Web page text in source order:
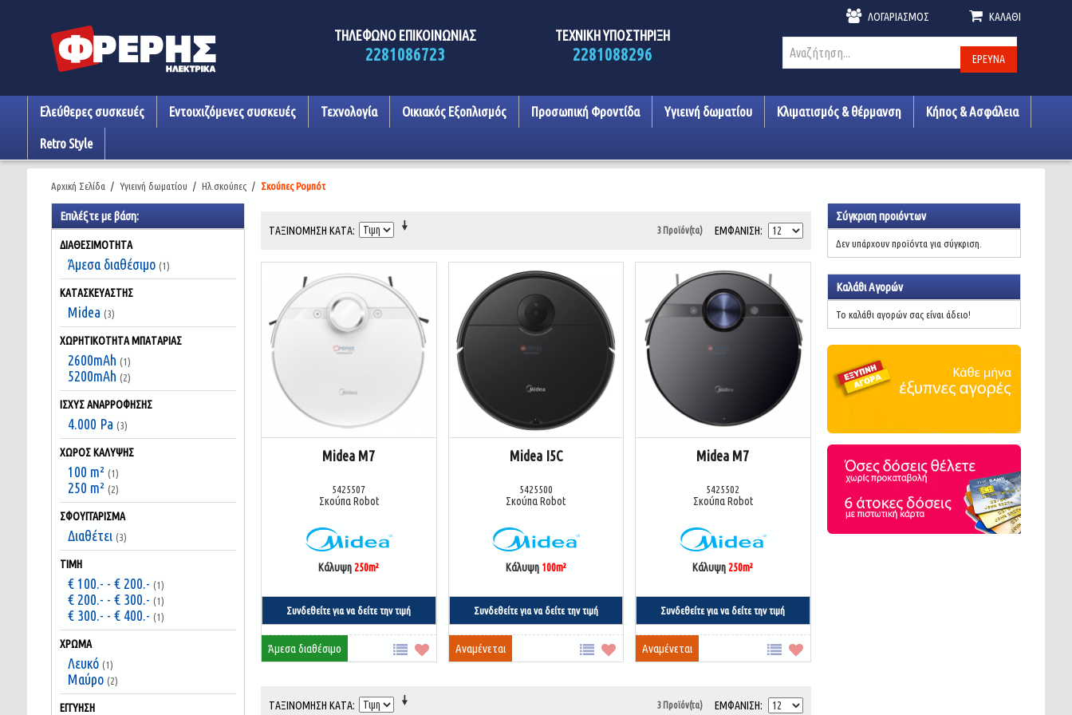
ΤΗΛΕΦΩΝΟ ΕΠΙΚΟΙΝΩΝΙΑΣ
2281086723
ΤΕΧΝΙΚΗ ΥΠΟΣΤΗΡΙΞΗ
2281088296
ΛΟΓΑΡΙΑΣΜΌΣ ΚΑΛΆΘΙ
ΈΡΕΥΝΑ
Ελεύθερες συσκευές Εντοιχιζόμενες συσκευές Τεχνολογία Οικιακός Εξοπλισμός Προσωπική Φροντίδα Υγιεινή δωματίου Κλιματισμός & θέρμανση Κήπος & Ασφάλεια
Retro Style
Αρχική Σελίδα / Υγιεινή δωματίου / Ηλ.σκούπες / Σκούπες Ρομπότ
Επιλέξτε με βάση:
ΔΙΑΘΕΣΙΜΌΤΗΤΑ
Άμεσα διαθέσιμο (1)
ΚΑΤΑΣΚΕΥΑΣΤΉΣ
Midea (3)
ΧΩΡΗΤΙΚΌΤΗΤΑ ΜΠΑΤΑΡΊΑΣ
2600mAh (1)
5200mAh (2)
ΙΣΧΎΣ ΑΝΑΡΡΌΦΗΣΗΣ
4.000 Pa (3)
ΧΏΡΟΣ ΚΆΛΥΨΗΣ
100 m² (1)
250 m² (2)
ΣΦΟΥΓΓΆΡΙΣΜΑ
Διαθέτει (3)
ΤΙΜΉ
€ 100.- - € 200.- (1)
€ 200.- - € 300.- (1)
€ 300.- - € 400.- (1)
ΧΡΏΜΑ
Λευκό (1)
Μαύρο (2)
ΕΓΓΎΗΣΗ
ΤΑΞΙΝΌΜΗΣΗ ΚΑΤΆ 3 Προϊόν(τα) ΕΜΦΆΝΙΣΗ
Midea M7
5425507
Σκούπα Robot
Κάλυψη250m²
Συνδεθείτε για να δείτε την τιμή
Άμεσα διαθέσιμο
Midea I5C
5425500
Σκούπα Robot
Κάλυψη 100m²
Συνδεθείτε για να δείτε την τιμή
Αναμένεται
Midea M7
5425502
Σκούπα Robot
Κάλυψη250m²
Συνδεθείτε για να δείτε την τιμή
Αναμένεται
ΤΑΞΙΝΌΜΗΣΗ ΚΑΤΆ 3 Προϊόν(τα) ΕΜΦΆΝΙΣΗ
Σύγκριση προιόντων
Δεν υπάρχουν προϊόντα για σύγκριση.
Καλάθι Αγορών
Το καλάθι αγορών σας είναι άδειο!